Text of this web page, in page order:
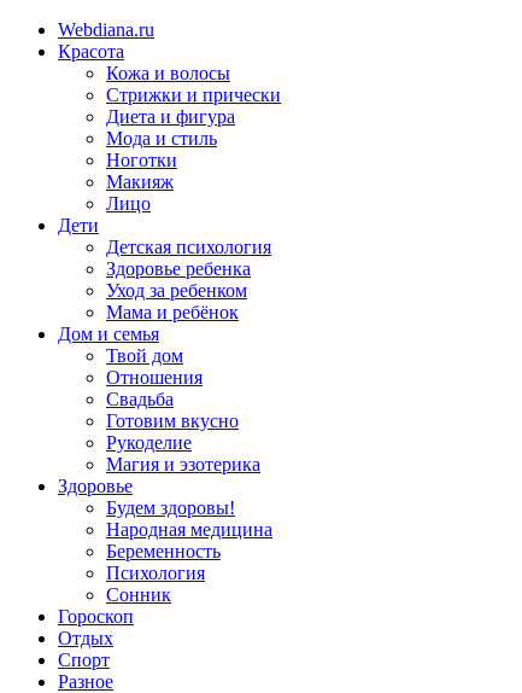
Webdiana.ru
Красота
Кожа и волосы
Стрижки и прически
Диета и фигура
Мода и стиль
Ноготки
Макияж
Лицо
Дети
Детская психология
Здоровье ребенка
Уход за ребенком
Мама и ребёнок
Дом и семья
Твой дом
Отношения
Свадьба
Готовим вкусно
Рукоделие
Магия и эзотерика
Здоровье
Будем здоровы!
Народная медицина
Беременность
Психология
Сонник
Гороскоп
Отдых
Спорт
Разное